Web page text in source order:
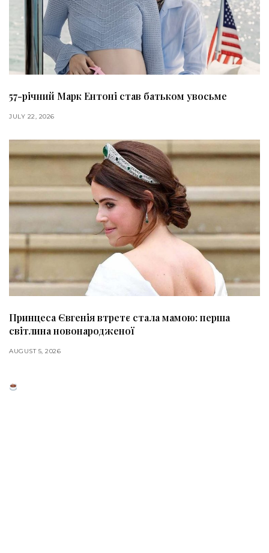
57-річний Марк Ентоні став батьком увосьме
JULY 22, 2026
Принцеса Євгенія втретє стала мамою: перша
світлина новонародженої
AUGUST 5, 2026